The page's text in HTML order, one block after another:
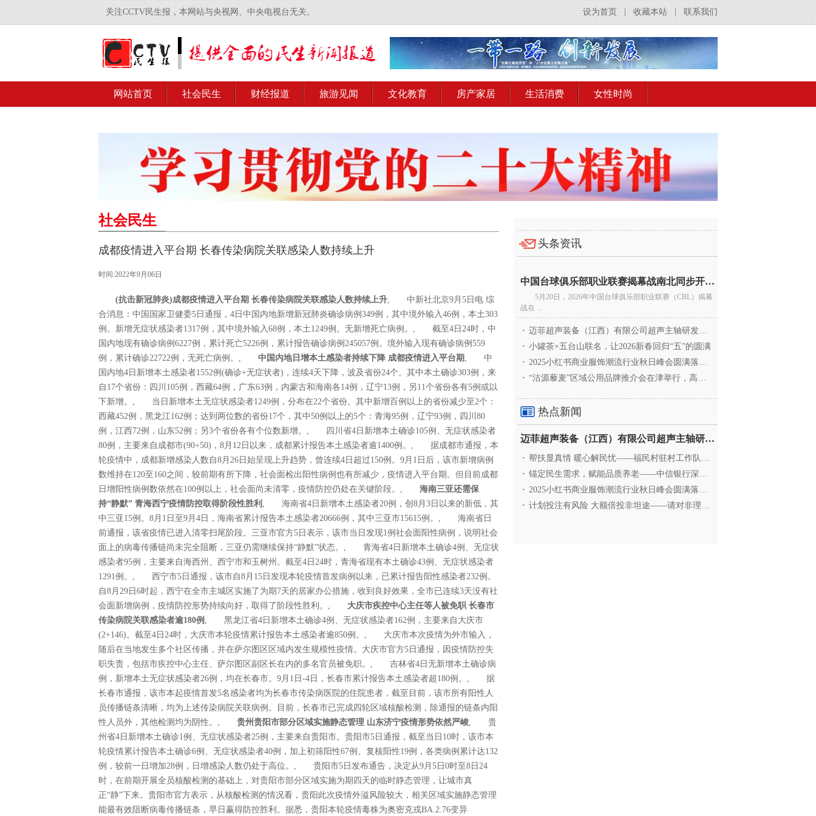
关注CCTV民生报，本网站与央视网、中央电视台无关。 联系我们
收藏本站
设为首页
网站首页 社会民生 财经报道 旅游见闻 文化教育 房产家居 生活消费 女性时尚
社会民生
成都疫情进入平台期 长春传染病院关联感染人数持续上升
时间:2022年9月06日
(抗击新冠肺炎)成都疫情进入平台期 长春传染病院关联感染人数持续上升, 中新社北京9月5日电 综
合消息：中国国家卫健委5日通报，4日中国内地新增新冠肺炎确诊病例349例，其中境外输入46例，本土303
例。新增无症状感染者1317例，其中境外输入68例，本土1249例。无新增死亡病例。, 截至4日24时，中
国内地现有确诊病例6227例，累计死亡5226例，累计报告确诊病例245057例。境外输入现有确诊病例559
例，累计确诊22722例，无死亡病例。, 中国内地日增本土感染者持续下降 成都疫情进入平台期 , 中
国内地4日新增本土感染者1552例(确诊+无症状者)，连续4天下降，波及省份24个。其中本土确诊303例，来
自17个省份：四川105例，西藏64例，广东63例，内蒙古和海南各14例，辽宁13例，另11个省份各有5例或以
下新增。, 当日新增本土无症状感染者1249例，分布在22个省份。其中新增百例以上的省份减少至2个：
西藏452例，黑龙江162例；达到两位数的省份17个，其中50例以上的5个：青海95例，辽宁93例，四川80
例，江西72例，山东52例；另3个省份各有个位数新增。, 四川省4日新增本土确诊105例、无症状感染者
80例，主要来自成都市(90+50)，8月12日以来，成都累计报告本土感染者逾1400例。, 据成都市通报，本
轮疫情中，成都新增感染人数自8月26日始呈现上升趋势，曾连续4日超过150例。9月1日后，该市新增病例
数维持在120至160之间，较前期有所下降，社会面检出阳性病例也有所减少，疫情进入平台期。但目前成都
日增阳性病例数依然在100例以上，社会面尚未清零，疫情防控仍处在关键阶段。, 海南三亚还需保
持“静默” 青海西宁疫情防控取得阶段性胜利 , 海南省4日新增本土感染者20例，创8月3日以来的新低，其
中三亚15例。8月1日至9月4日，海南省累计报告本土感染者20666例，其中三亚市15615例。, 海南省日
前通报，该省疫情已进入清零扫尾阶段。三亚市官方5日表示，该市当日发现1例社会面阳性病例，说明社会
面上的病毒传播链尚未完全阻断，三亚仍需继续保持“静默”状态。, 青海省4日新增本土确诊4例、无症状
感染者95例，主要来自海西州、西宁市和玉树州。截至4日24时，青海省现有本土确诊43例、无症状感染者
1291例。, 西宁市5日通报，该市自8月15日发现本轮疫情首发病例以来，已累计报告阳性感染者232例。
自8月29日6时起，西宁在全市主城区实施了为期7天的居家办公措施，收到良好效果，全市已连续3天没有社
会面新增病例，疫情防控形势持续向好，取得了阶段性胜利。, 大庆市疾控中心主任等人被免职 长春市
传染病院关联感染者逾180例 , 黑龙江省4日新增本土确诊4例、无症状感染者162例，主要来自大庆市
(2+146)。截至4日24时，大庆市本轮疫情累计报告本土感染者逾850例。, 大庆市本次疫情为外市输入，
随后在当地发生多个社区传播，并在萨尔图区区域内发生规模性疫情。大庆市官方5日通报，因疫情防控失
职失责，包括市疾控中心主任、萨尔图区副区长在内的多名官员被免职。, 吉林省4日无新增本土确诊病
例，新增本土无症状感染者26例，均在长春市。9月1日-4日，长春市累计报告本土感染者超180例。, 据
长春市通报，该市本起疫情首发5名感染者均为长春市传染病医院的住院患者，截至目前，该市所有阳性人
员传播链条清晰，均为上述传染病院关联病例。目前，长春市已完成四轮区域核酸检测，除通报的链条内阳
性人员外，其他检测均为阴性。, 贵州贵阳市部分区域实施静态管理 山东济宁疫情形势依然严峻, 贵
州省4日新增本土确诊1例、无症状感染者25例，主要来自贵阳市。贵阳市5日通报，截至当日10时，该市本
轮疫情累计报告本土确诊6例、无症状感染者40例，加上初筛阳性67例、复核阳性19例，各类病例累计达132
例，较前一日增加28例，日增感染人数仍处于高位。, 贵阳市5日发布通告，决定从9月5日0时至8日24
时，在前期开展全员核酸检测的基础上，对贵阳市部分区域实施为期四天的临时静态管理，让城市真
正“静”下来。贵阳市官方表示，从核酸检测的情况看，贵阳此次疫情外溢风险较大，相关区域实施静态管理
能最有效阻断病毒传播链条，早日赢得防控胜利。据悉，贵阳本轮疫情毒株为奥密克戎BA.2.76变异
头条资讯
中国台球俱乐部职业联赛揭幕战南北同步开杆 首届CBL
5月20日，2026年中国台球俱乐部职业联赛（CBL）揭幕
战在 ...
· 迈菲超声装备（江西）有限公司超声主轴研发和生产项
· 小罐茶×五台山联名，让2026新春回归“五”的圆满
· 2025小红书商业服饰潮流行业秋日峰会圆满落幕，携手
· “沽源藜麦”区域公用品牌推介会在津举行，高蛋白产业
热点新闻
迈菲超声装备（江西）有限公司超声主轴研发和生产项
· 帮扶显真情 暖心解民忧——福民村驻村工作队与村委心系
· 锚定民生需求，赋能品质养老——中信银行深圳分行养老
· 2025小红书商业服饰潮流行业秋日峰会圆满落幕，携手
· 计划投注有风险 大额倍投非坦途——请对非理性购彩说“